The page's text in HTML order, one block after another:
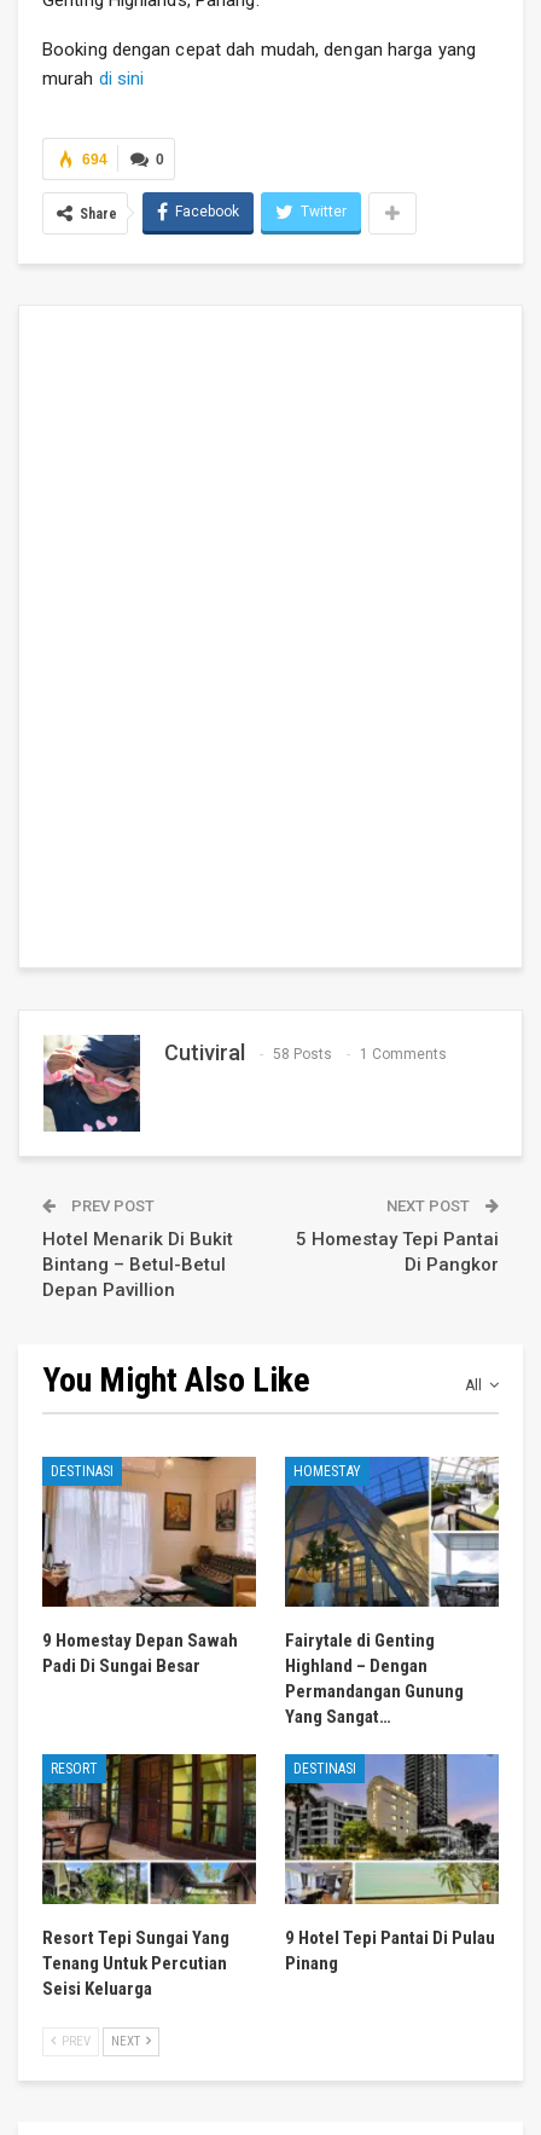
Booking dengan cepat dah mudah, dengan harga yang
murah di sini
0
694
Share Facebook Twitter
Cutiviral 58 Posts 1 Comments
PREV POST
Hotel Menarik Di Bukit
Bintang – Betul-Betul
Depan Pavillion
NEXT POST
5 Homestay Tepi Pantai
Di Pangkor
All
You Might Also Like
DESTINASI
9 Homestay Depan Sawah
Padi Di Sungai Besar
HOMESTAY
Fairytale di Genting
Highland – Dengan
Permandangan Gunung
Yang Sangat…
RESORT
Resort Tepi Sungai Yang
Tenang Untuk Percutian
Seisi Keluarga
DESTINASI
9 Hotel Tepi Pantai Di Pulau
Pinang
PREV NEXT